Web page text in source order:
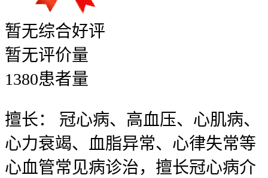
暂无综合好评
暂无评价量
1380患者量
擅长：
冠心病、高血压、心肌病、
心力衰竭、血脂异常、心律失常等
心血管常见病诊治，擅长冠心病介